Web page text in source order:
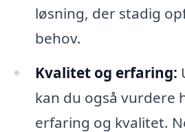
løsning, der stadig
behov.
Kvalitet og erfaring:
kan du også vurdere
erfaring og kvalitet.